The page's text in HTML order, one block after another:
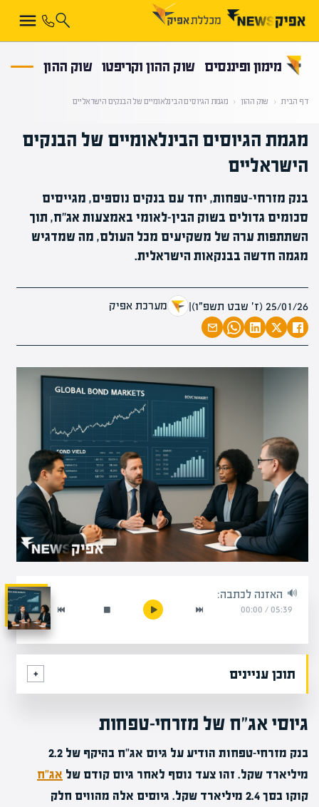
מימון ופיננסים שוק ההון וקריפטו שוק ההון
דף הבית ‹ שוק ההון ‹ מגמת הגיוסים הבינלאומיים של הבנקים הישראליים
מגמת הגיוסים הבינלאומיים של הבנקים
הישראליים
בנק מזרחי-טפחות, יחד עם בנקים נוספים, מגייסים
סכומים גדולים בשוק הבין-לאומי באמצעות אג"ח, תוך
השתתפות ערה של משקיעים מכל העולם, מה שמדגיש
מגמה חדשה בבנקאות הישראלית.
25/01/26 (ז׳ שבט תשפ״ו) | מערכת אפיק
האזנה לכתבה:
05:39
/
00:00
תוכן עניינים
גיוסי אג"ח של מזרחי-טפחות
בנק מזרחי-טפחות הודיע על גיוס אג"ח בהיקף של 2.2
מיליארד שקל. זהו צעד נוסף לאחר גיוס קודם של אג"ח
קוקו בסך 2.4 מיליארד שקל. גיוסים אלה מהווים חלק